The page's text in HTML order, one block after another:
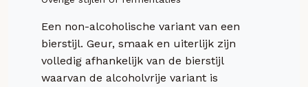
Een non-alcoholische variant van een
bierstijl. Geur, smaak en uiterlijk zijn
volledig afhankelijk van de bierstijl
waarvan de alcoholvrije variant is